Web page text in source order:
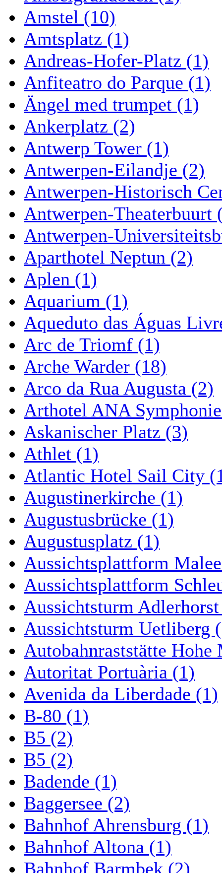
Amstel (10)
Amtsplatz (1)
Andreas-Hofer-Platz (1)
Anfiteatro do Parque (1)
Ängel med trumpet (1)
Ankerplatz (2)
Antwerp Tower (1)
Antwerpen-Eilandje (2)
Antwerpen-Historisch
Antwerpen-Theaterbuurt
Antwerpen-
Aparthotel Neptun (2)
Aplen (1)
Aquarium (1)
Aqueduto das Águas
Arc de Triomf (1)
Arche Warder (18)
Arco da Rua Augusta (2)
Arthotel ANA
Askanischer Platz (3)
Athlet (1)
Atlantic Hotel Sail City
Augustinerkirche (1)
Augustusbrücke (1)
Augustusplatz (1)
Aussichtsplattform
Aussichtsplattform
Aussichtsturm
Aussichtsturm Uetliberg
Autobahnraststätte Hohe
Autoritat Portuària (1)
Avenida da Liberdade (1)
B-80 (1)
B5 (2)
B5 (2)
Badende (1)
Baggersee (2)
Bahnhof Ahrensburg (1)
Bahnhof Altona (1)
Bahnhof Barmbek (2)